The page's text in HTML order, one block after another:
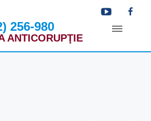
256-980
ANTICORUPŢIE